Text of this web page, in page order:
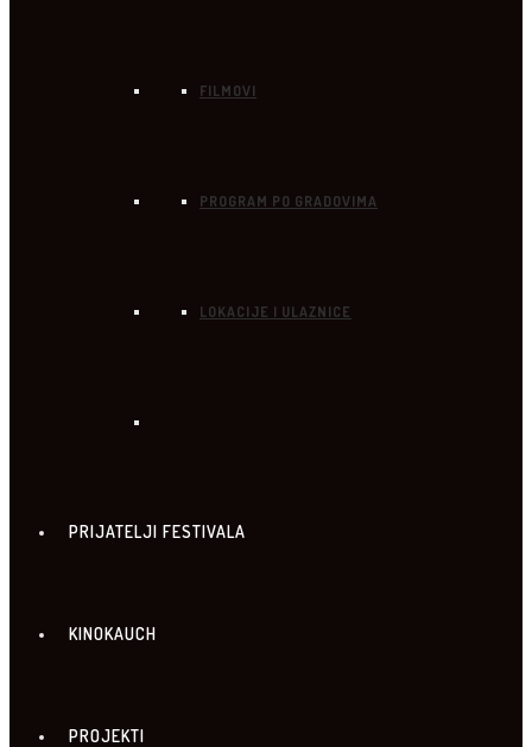
FILMOVI
PROGRAM PO GRADOVIMA
LOKACIJE I ULAZNICE
PRIJATELJI FESTIVALA
KINOKAUCH
PROJEKTI